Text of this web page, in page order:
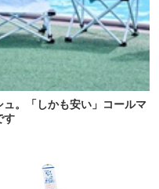
ュ。「しかも安い」コールマ
す